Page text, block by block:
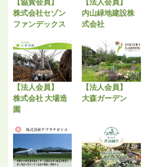
株式会社セゾン
ファンデックス
内山緑地建設株
式会社
【法人会員】
株式会社 大場造
園
【法人会員】
大森ガーデン